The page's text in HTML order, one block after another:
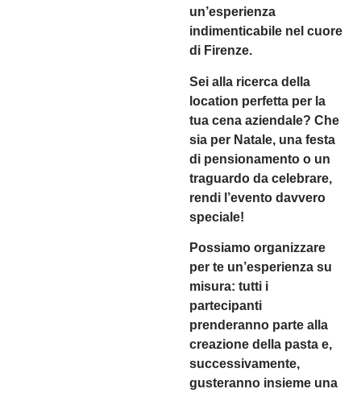
un’esperienza
indimenticabile nel cuore
di Firenze.
Sei alla ricerca della
location perfetta per la
tua cena aziendale? Che
sia per Natale, una festa
di pensionamento o un
traguardo da celebrare,
rendi l’evento davvero
speciale!
Possiamo organizzare
per te un’esperienza su
misura: tutti i
partecipanti
prenderanno parte alla
creazione della pasta e,
successivamente,
gusteranno insieme una